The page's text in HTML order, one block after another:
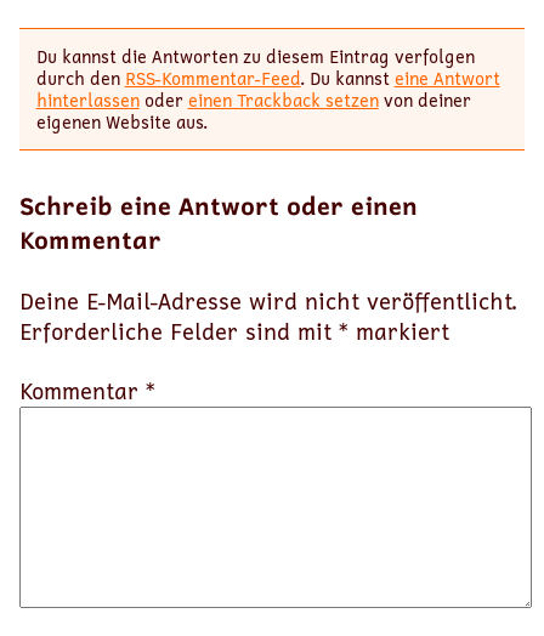
Du kannst die Antworten zu diesem Eintrag verfolgen
durch den RSS-Kommentar-Feed. Du kannsteine Antwort
hinterlassenodereinen Trackback setzenvon deiner
eigenen Website aus.
Schreib eine Antwort oder einen
Kommentar
Deine E-Mail-Adresse wird nicht veröffentlicht.
Erforderliche Felder sind mit * markiert
Kommentar *